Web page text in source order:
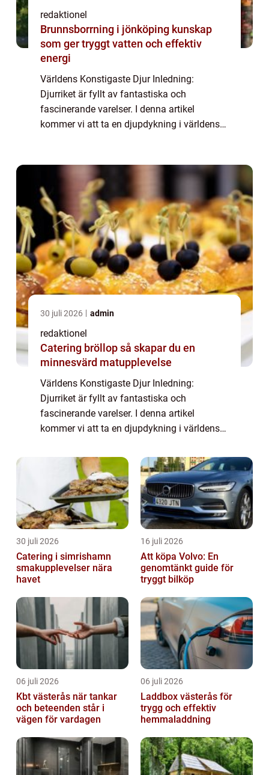
redaktionel
Brunnsborrning i jönköping kunskap
som ger tryggt vatten och effektiv
energi
Världens Konstigaste Djur Inledning:
Djurriket är fyllt av fantastiska och
fascinerande varelser. I denna artikel
kommer vi att ta en djupdykning i världens
30 juli 2026 admin
redaktionel
Catering bröllop så skapar du en
minnesvärd matupplevelse
Världens Konstigaste Djur Inledning:
Djurriket är fyllt av fantastiska och
fascinerande varelser. I denna artikel
kommer vi att ta en djupdykning i världens
egenskaper och beteenden. Vi kommer att
presentera ...
30 juli 2026
Catering i simrishamn
smakupplevelser nära
havet
16 juli 2026
Att köpa Volvo: En
genomtänkt guide för
tryggt bilköp
06 juli 2026
Kbt västerås när tankar
och beteenden står i
vägen för vardagen
06 juli 2026
Laddbox västerås för
trygg och effektiv
hemmaladdning